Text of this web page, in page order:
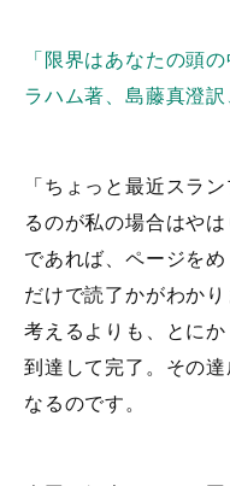
「限界はあなたの頭
ラハム著、島藤真澄
「ちょっと最近スラ
るのが私の場合はや
であれば、ページを
だけで読了かがわか
考えるよりも、とに
到達して完了。その
なるのです。